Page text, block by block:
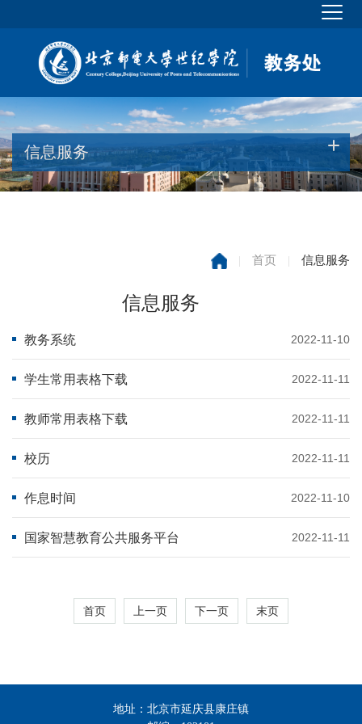
信息服务
| 首页 | 信息服务
信息服务
2022-11-10
教务系统
2022-11-11
学生常用表格下载
2022-11-11
教师常用表格下载
2022-11-11
校历
2022-11-10
作息时间
2022-11-11
国家智慧教育公共服务平台
首页 上一页 下一页 末页
地址：北京市延庆县康庄镇